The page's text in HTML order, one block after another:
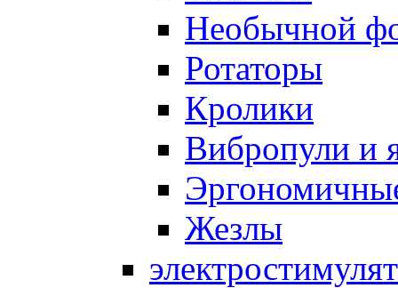
Необычной
Ротаторы
Кролики
Вибропули и
Жезлы